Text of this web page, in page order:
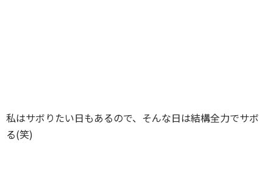
私はサボりたい日もあるので、そんな日は結構全力でサボ
る(笑)